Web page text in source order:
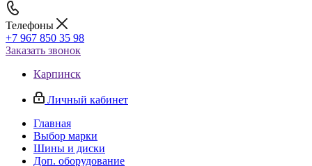
Телефоны
+7 967 850 35 98
Заказать звонок
Карпинск
Личный кабинет
Главная
Выбор марки
Шины и диски
Доп. оборудование